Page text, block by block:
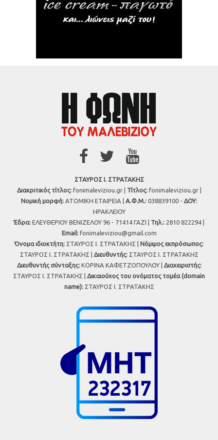
ΣΤΑΥΡΟΣ Ι. ΣΤΡΑΤΑΚΗΣ
Διακριτικός τίτλος:fonimaleviziou.gr | Τίτλος:fonimaleviziou.gr |
Νομική μορφή: ΑΤΟΜΙΚΗ ΕΤΑΙΡΕΙΑ | Α.Φ.Μ.: 038839100 - ΔΟΥ:
ΗΡΑΚΛΕΙΟΥ
Έδρα: ΕΛΕΥΘΕΡΙΟΥ ΒΕΝΙΖΕΛΟΥ 96 - 71414 ΓΑΖΙ | Τηλ.: 2810 822294 |
Εmail: fonimaleviziou@gmail.com
Όνομα ιδιοκτήτη: ΣΤΑΥΡΟΣ Ι. ΣΤΡΑΤΑΚΗΣ | Νόμιμος εκπρόσωπος:
ΣΤΑΥΡΟΣ Ι. ΣΤΡΑΤΑΚΗΣ | Διευθυντής:ΣΤΑΥΡΟΣ Ι. ΣΤΡΑΤΑΚΗΣ
Διευθυντής σύνταξης:ΚΟΡΙΝΑ ΚΑΦΕΤΖΟΠΟΥΛΟΥ | Διαχειριστής:
ΣΤΑΥΡΟΣ Ι. ΣΤΡΑΤΑΚΗΣ | Δικαιούχος του ονόματος τομέα (domain
name):ΣΤΑΥΡΟΣ Ι. ΣΤΡΑΤΑΚΗΣ